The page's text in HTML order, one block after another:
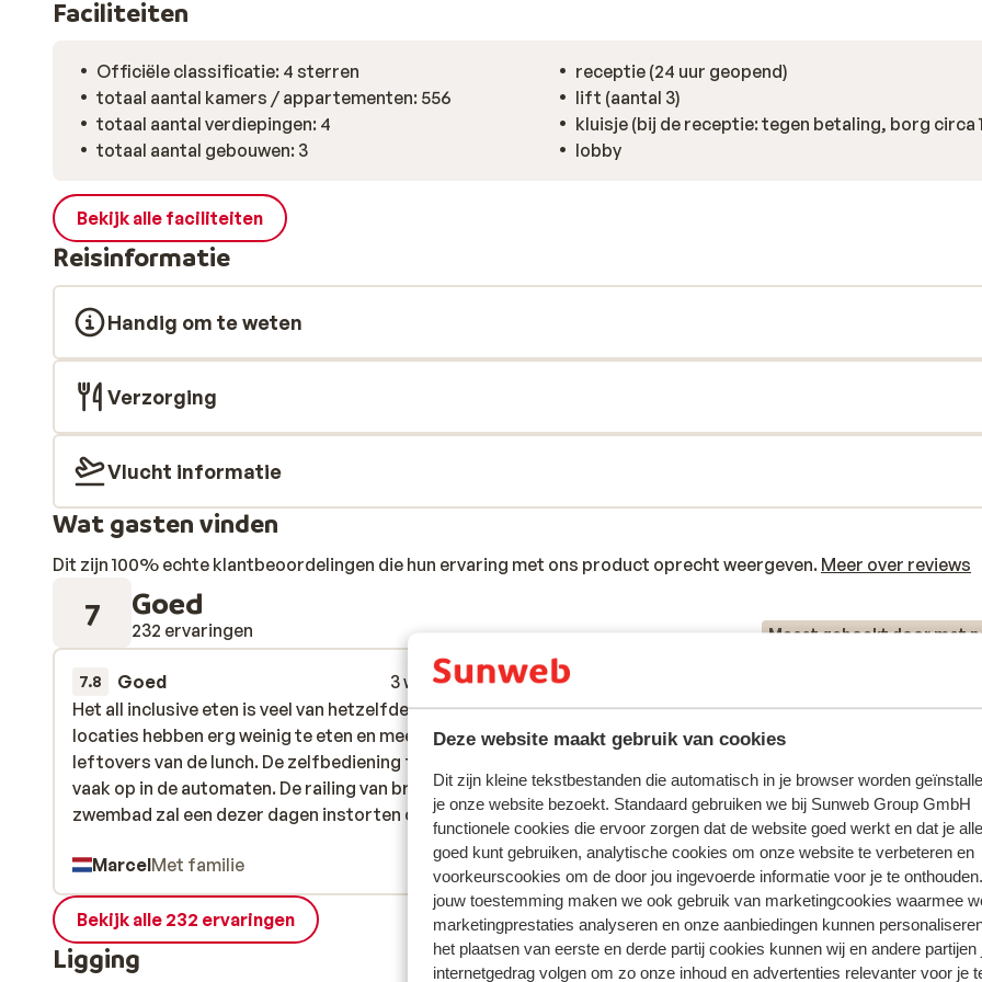
Deze website maakt gebruik van cookies
Dit zijn kleine tekstbestanden die automatisch in je browser worden
je onze website bezoekt. Standaard gebruiken we bij Sunweb Group GmbH
functionele cookies die ervoor zorgen dat de website goed werkt en dat je
goed kunt gebruiken, analytische cookies om onze website te verbeteren en
voorkeurscookies om de door jou ingevoerde informatie voor je te
jouw toestemming maken we ook gebruik van marketingcookies waarmee
marketingprestaties analyseren en onze aanbiedingen kunnen
het plaatsen van eerste en derde partij cookies kunnen wij en andere partijen
internetgedrag volgen om zo onze inhoud en advertenties relevanter voor je
Faciliteiten
Officiële classificatie: 4 sterren
totaal aantal kamers / appartementen: 556
totaal aantal verdiepingen: 4
totaal aantal gebouwen: 3
receptie (24 uur geopend)
lift (aantal 3)
kluisje (bij de receptie: tegen betaling, borg circa
lobby
Bekijk alle faciliteiten
Reisinformatie
Handig om te weten
Verzorging
Vlucht informatie
Wat gasten vinden
Dit zijn 100% echte klantbeoordelingen die hun ervaring met ons product oprecht weergeven. Meer over reviews
7 Goed
232 ervaringen Meest geboekt door met
7.8 Goed
3 weken geleden
Het all inclusive eten is veel van hetzelfde. De snack
locaties hebben erg weinig te eten en meestal de
leftovers van de lunch. De zelfbediening frisdrank was
vaak op in de automaten. De railing van brug over het
zwembad zal een dezer dagen instorten omdat de
bevestigingpunten doorgeroest zijn. Het onderhoud
van de afwerking van het zwembad was zeer
achterstallig. Ik miste een kundige ehbo'er op het park.
Maar het animatie team was top! De sfeer op het
resort was goed, de kamers werden netjes schoon
gehouden. De kindjes hebben zich uitstekend
Het all inclusive eten is veel van hetzelfde. De snack
locaties hebben erg weinig te eten en meestal de
leftovers van de lunch. De zelfbediening frisdrank was
vaak op in de automaten. De railing van brug over het
zwembad zal een dezer dagen instorten omda...meer
MarcelMet familie
Verouderd hotel, servicelevel erg laag, personeel
overwegend aardig en werkt hard, maar veel te
erg welwillend personeel loopt er ook wat arrogant
personeel rond met een hele grote mond tegen
vooral bepaald barpersoneel. Receptie af en toe
zeer onvriendelijk. Management loopt wel af en toe
rond, maar steken zelf geen vinger uit. Eten matig,
je goed je best doet zit er wel wat tussen dat
acceptabel is. Snacks tussendoor zijn er niet. Er
worden gewoon wat restjes van het buffet
Verouderd hotel, servicelevel erg laag, personeel
overwegend aardig en werkt hard, maar veel te
erg welwillend personeel loopt er ook wat arrogant
personeel rond met een hele grote mond tegen
meer
AnoniemMet familie
Bekijk alle 232 ervaringen
Ligging